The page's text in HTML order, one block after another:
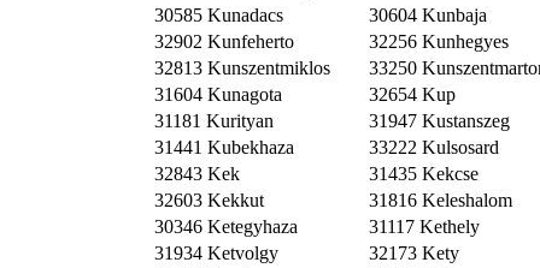
30585 Kunadacs
30604 Kunbaja
32902 Kunfeherto
32256 Kunhegyes
32813 Kunszentmiklos
33250
31604 Kunagota
32654 Kup
31181 Kurityan
31947 Kustanszeg
31441 Kubekhaza
33222 Kulsosard
32843 Kek
31435 Kekcse
32603 Kekkut
31816 Keleshalom
30346 Ketegyhaza
31117 Kethely
31934 Ketvolgy
32173 Kety